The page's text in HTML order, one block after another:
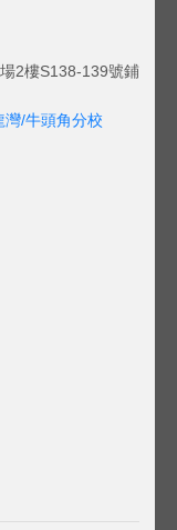
2樓S138-139號鋪
灣/牛頭角分校